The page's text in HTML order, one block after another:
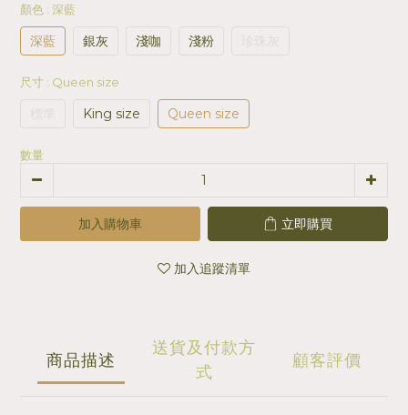
顏色 : 深藍
深藍 銀灰 淺咖 淺粉
尺寸 : Queen size
King size Queen size
數量
加入購物車 立即購買
加入追蹤清單
商品描述
送貨及付款方
式
顧客評價